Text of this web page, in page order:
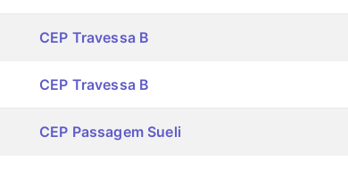
CEP Travessa B
CEP Travessa B
CEP Passagem Sueli